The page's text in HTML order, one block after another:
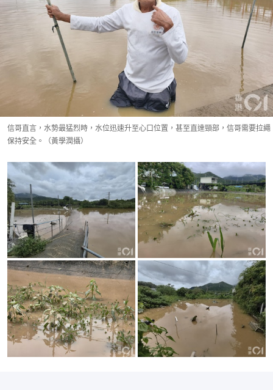
信哥直言，水勢最猛烈時，水位迅速升至心口位置，甚至直達頸部，信哥需要拉繩
保持安全。（黃學潤攝）